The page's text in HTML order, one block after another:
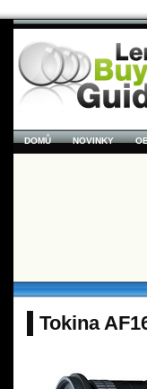
DOMŮ NOVINKY
Tokina